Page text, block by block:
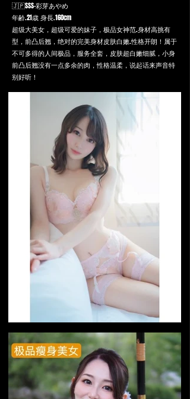
🇯🇵SSS-彩芽あやめ
年齢.21歳 身長.160cm
超级大美女，超级可爱的妹子，极品女神范.身材高挑有
型，前凸后翘，绝对的完美身材皮肤白嫩.性格开朗！属于
不可多得的人间极品，服务全套，皮肤超白嫩细腻，小身
前凸后翘没有一点多余的肉，性格温柔，说起话来声音特
别好听！